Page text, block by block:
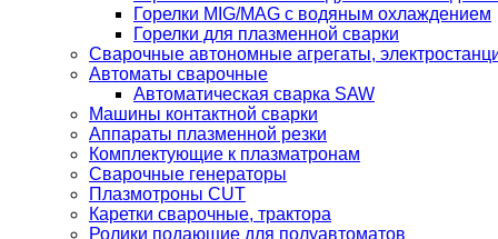
Горелки MIG/MAG с водяным охлаждением
Горелки для плазменной сварки
Сварочные автономные агрегаты,
Автоматы сварочные
Автоматическая сварка SAW
Машины контактной сварки
Аппараты плазменной резки
Комплектующие к плазматронам
Сварочные генераторы
Плазмотроны CUT
Каретки сварочные, трактора
Ролики подающие для полуавтоматов